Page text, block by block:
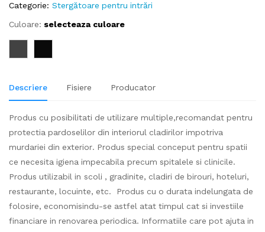
Categorie: Stergătoare pentru intrări
Culoare: selecteaza culoare
Descriere Fisiere Producator
Produs cu posibilitati de utilizare multiple,recomandat pentru
protectia pardoselilor din interiorul cladirilor impotriva
murdariei din exterior. Produs special conceput pentru spatii
ce necesita igiena impecabila precum spitalele si clinicile.
Produs utilizabil in scoli , gradinite, cladiri de birouri, hoteluri,
restaurante, locuinte, etc. Produs cu o durata indelungata de
folosire, economisindu-se astfel atat timpul cat si investiile
financiare in renovarea periodica. Informatiile care pot ajuta in